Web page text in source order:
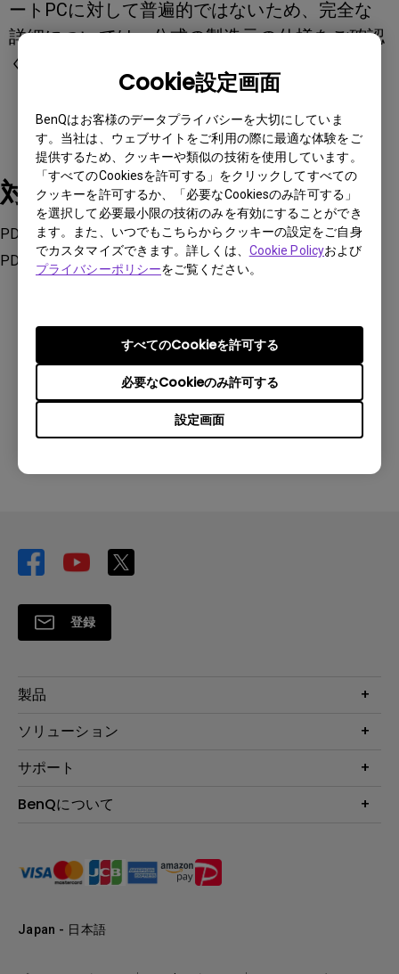
Cookie設定画面
BenQはお客様のデータプライバシーを大切にしていま
す。当社は、ウェブサイトをご利用の際に最適な体験をご
提供するため、クッキーや類似の技術を使用しています。
「すべてのCookiesを許可する」をクリックしてすべての
クッキーを許可するか、「必要なCookiesのみ許可する」
を選択して必要最小限の技術のみを有効にすることができ
ます。また、いつでもこちらからクッキーの設定をご自身
でカスタマイズできます。詳しくは、 Cookie Policyおよび
プライバシーポリシーをご覧ください。
設定画面
必要なCookieのみ許可する
すべてのCookieを許可する
ートPCに対して普遍的ではないため、完全な
詳細については、公式の製造元の仕様をご確認
ください。
対象製品
PD2720U, PD2725U, PD2730S, PD2732U, PD3220U,
PD3225U, PD3226G
この情報は有益でしたか？
登録
製品
プロジェクター
照明
Webカメラ
ソリューション
ビジネス向け
知識ページ
AQCOLOR
e-Sports
サポート
サポート
製品保守サービス終了のご案内
BenQについて
リーダーシップ
ニュース
Japan - 日本語